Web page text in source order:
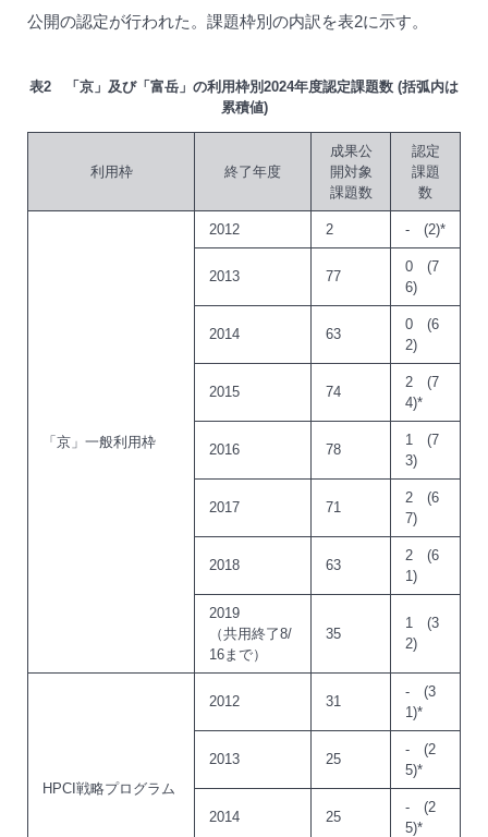
公開の認定が行われた。課題枠別の内訳を表2に示す。
表2 「京」及び「富岳」の利用枠別2024年度認定課題数 (括弧内は
累積値)
利用枠 終了年度
成果公
開対象
課題数
認定
課題
数
「京」一般利用枠
2012 2 - (2)*
2013 77
0 (7
6)
2014 63
0 (6
2)
2015 74
2 (7
4)*
2016 78
1 (7
3)
2017 71
2 (6
7)
2018 63
2 (6
1)
2019
（共用終了8/
16まで）
35
1 (3
2)
HPCI戦略プログラム
2012 31
- (3
1)*
2013 25
- (2
5)*
2014 25
- (2
5)*